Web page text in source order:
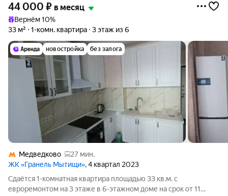
44 000 ₽ в месяц
Вернём 10%
33 м²
1-комн. квартира 3 этаж из 6
новостройка без залога
Медведково
27 мин.
ЖК «Гранель Мытищи», 4 квартал 2023
Сдаётся 1-комнатная квартира площадью 33 кв.м. с
евроремонтом на 3 этаже в 6-этажном доме на срок от 11